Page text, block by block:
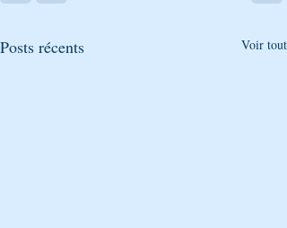
Posts récents Voir tout